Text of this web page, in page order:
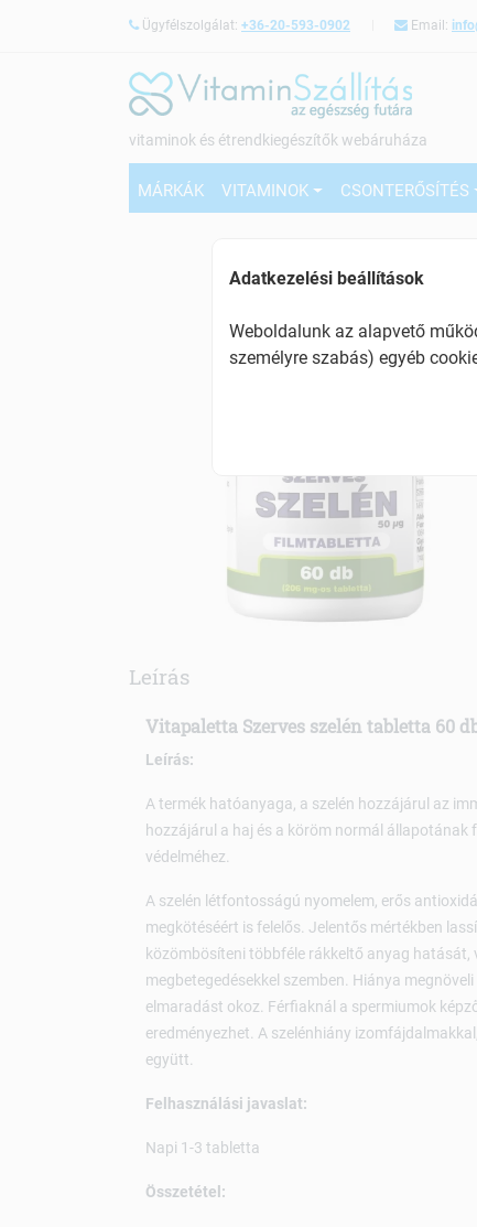
Ügyfélszolgálat: +36-20-593-0902 Email:
vitaminok és étrendkiegészítők webáruháza
MÁRKÁK VITAMINOK CSONTERŐSÍTÉS
Leírás
Vitapaletta Szerves szelén tabletta 60
Leírás:
A termék hatóanyaga, a szelén hozzájárul az
hozzájárul a haj és a köröm normál
védelméhez.
A szelén létfontosságú nyomelem, erős
megkötéséért is felelős. Jelentős mértékben
közömbösíteni többféle rákkeltő anyag
megbetegedésekkel szemben. Hiánya
elmaradást okoz. Férfiaknál a spermiumok
eredményezhet. A szelénhiány
együtt.
Felhasználási javaslat:
Napi 1-3 tabletta
Összetétel:
Adatkezelési beállítások
Weboldalunk az alapvető
személyre szabás) egyéb